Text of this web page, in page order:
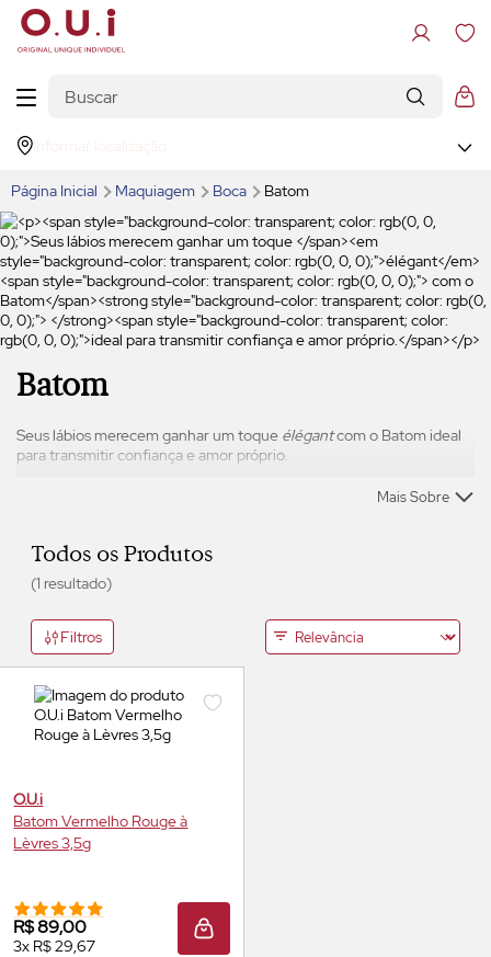
Página Inicial Maquiagem Boca Batom
Batom
Seus lábios merecem ganhar um toque élégantcom o Batom ideal
para transmitir confiança e amor próprio.
Mais Sobre
Todos os Produtos
(1 resultado)
Filtros
O.U.i
Batom Vermelho Rouge à
Lèvres 3,5g
R$ 89,00
3x R$ 29,67 ADICIONAR À SACOLA